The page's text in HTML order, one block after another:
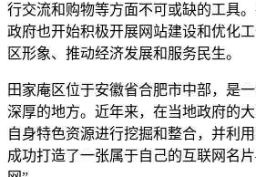
行交流和购物等方面不可或缺的工具
政府也开始积极开展网站建设和优化
区形象、推动经济发展和服务民生。
田家庵区位于安徽省合肥市中部，是
深厚的地方。近年来，在当地政府的
自身特色资源进行挖掘和整合，并利
成功打造了一张属于自己的互联网名